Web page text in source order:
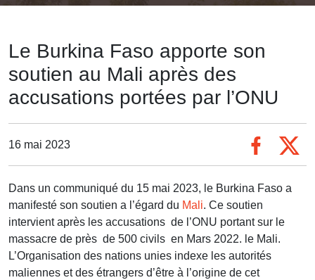
Le Burkina Faso apporte son
soutien au Mali après des
accusations portées par l’ONU
16 mai 2023
Dans un communiqué du 15 mai 2023, le Burkina Faso a
manifesté son soutien a l’égard du Mali. Ce soutien
intervient après les accusations de l’ONU portant sur le
massacre de près de 500 civils en Mars 2022. le Mali.
L’Organisation des nations unies indexe les autorités
maliennes et des étrangers d’être à l’origine de cet